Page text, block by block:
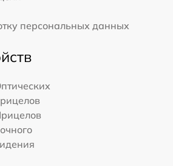
персональных данных